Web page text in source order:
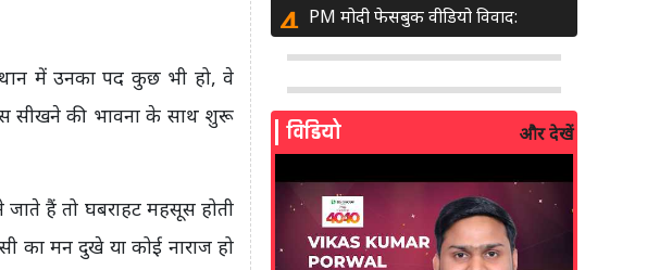
में उनका पद कुछ भी हो, वे
सीखने की भावना के साथ शुरू
हैं तो घबराहट महसूस होती
का मन दुखे या कोई नाराज हो
4 PM मोदी फेसबुक वीडियो विवाद:
MeitY से मिलेगी मेटा की ग्लोबल टीम
5 AI से बने फर्जी पोस्ट पर LinkedIn
की सख्ती: लॉन्च किए नए मॉडरेशन
6
सरकार दे रही बड़ा मौका: शॉर्ट वीडियो
बनाने वाले क्रिएटर्स जीत सकते हैं ₹5
विडियो और देखें